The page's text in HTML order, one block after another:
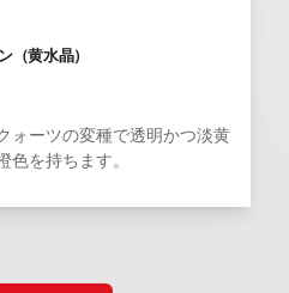
（黄水晶）
ォーツの変種で透明かつ淡黄
色を持ちます。